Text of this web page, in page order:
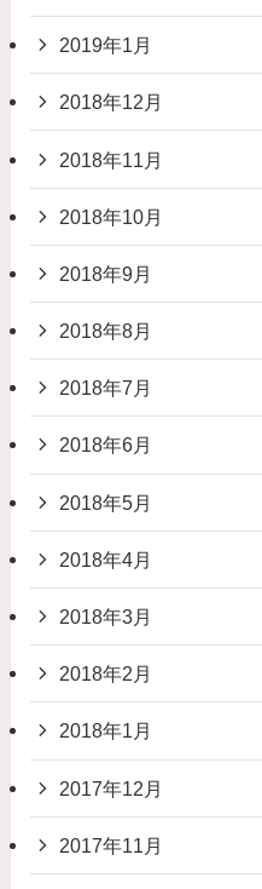
2019年1月
2018年12月
2018年11月
2018年10月
2018年9月
2018年8月
2018年7月
2018年6月
2018年5月
2018年4月
2018年3月
2018年2月
2018年1月
2017年12月
2017年11月